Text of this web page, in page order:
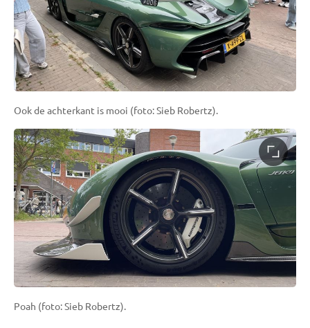
Ook de achterkant is mooi (foto: Sieb Robertz).
Poah (foto: Sieb Robertz).